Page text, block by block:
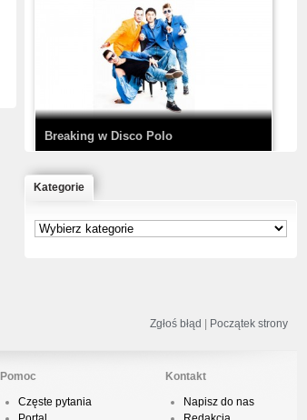
TEDE & SIR MICH - KICKDOWN /
DISCO NOIR
Prod. Chubeats, Scratch:…
KrisBo - Cienie
Breaking w Disco Polo
Kategorie
Zgłoś błąd | Początek strony
Pomoc
Częste pytania
Kontakt
Napisz do nas